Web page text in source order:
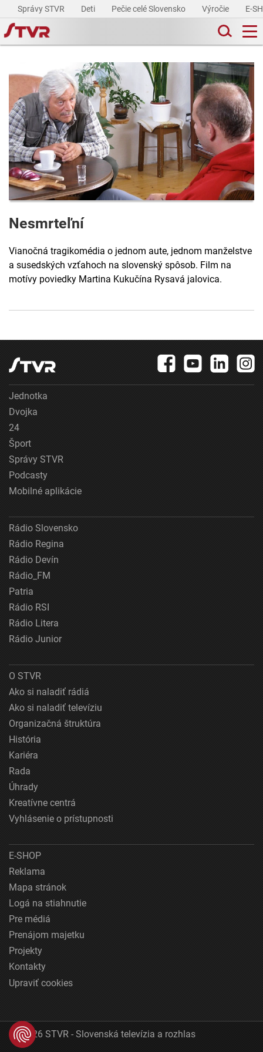
Správy STVR Deti Pečie celé Slovensko Výročie E-
Nesmrteľní
Vianočná tragikomédia o jednom aute, jednom manželstve
a susedských vzťahoch na slovenský spôsob. Film na
motívy poviedky Martina Kukučína Rysavá jalovica.
Jednotka
Dvojka
24
Šport
Správy STVR
Podcasty
Mobilné aplikácie
Rádio Slovensko
Rádio Regina
Rádio Devín
Rádio_FM
Patria
Rádio RSI
Rádio Litera
Rádio Junior
O STVR
Ako si naladiť rádiá
Ako si naladiť televíziu
Organizačná štruktúra
História
Kariéra
Rada
Úhrady
Kreatívne centrá
Vyhlásenie o prístupnosti
E-SHOP
Reklama
Mapa stránok
Logá na stiahnutie
Pre médiá
Prenájom majetku
Projekty
Kontakty
Upraviť cookies
© 2026 STVR - Slovenská televízia a rozhlas